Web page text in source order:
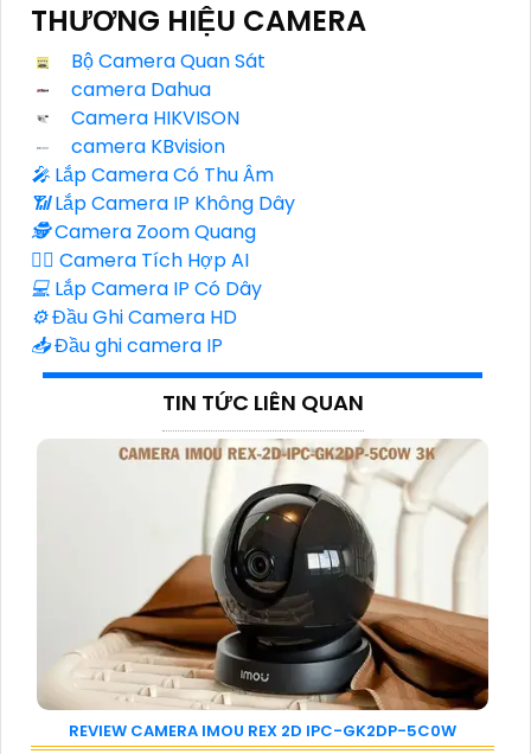
THƯƠNG HIỆU CAMERA
Bộ Camera Quan Sát
camera Dahua
Camera HIKVISON
camera KBvision
️🎤️ Lắp Camera Có Thu Âm
📶Lắp Camera IP Không Dây
🕵️Camera Zoom Quang
🧛‍♀️ Camera Tích Hợp AI
💻 Lắp Camera IP Có Dây
⚙️Đầu Ghi Camera HD
📥Đầu ghi camera IP
TIN TỨC LIÊN QUAN
REVIEW CAMERA IMOU REX 2D IPC-GK2DP-5C0W